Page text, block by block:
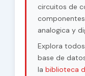
circuitos de
analogica y
Explora
base de
la biblioteca